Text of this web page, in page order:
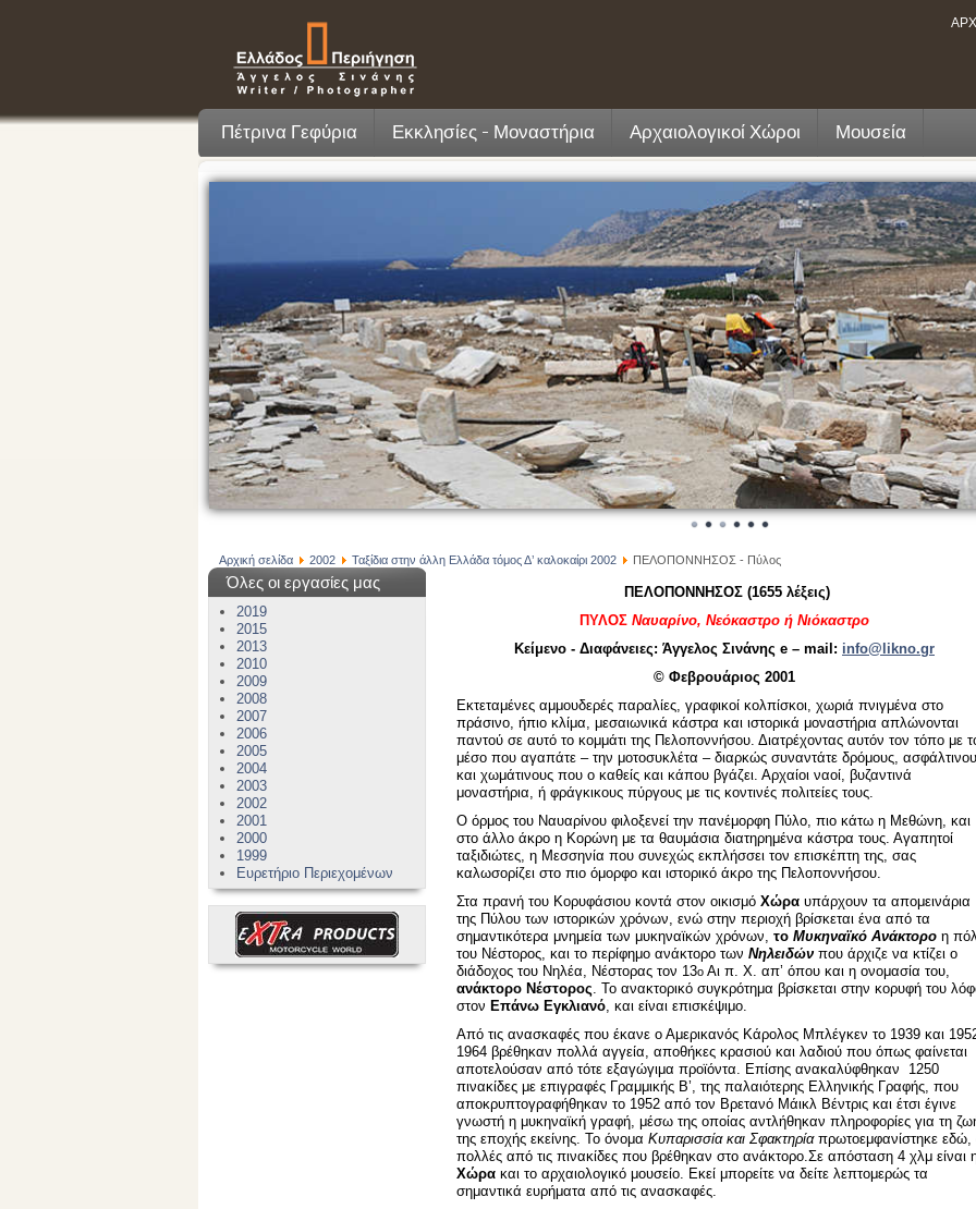
Πέτρινα Γεφύρια Εκκλησίες - Μοναστήρια Αρχαιολογικοί Χώροι Μουσεία
Αρχική σελίδα 2002 Ταξίδια στην άλλη Ελλάδα τόμος Δ’ καλοκαίρι 2002 ΠΕΛΟΠΟΝΝΗΣΟΣ - Πύλος
Όλες οι εργασίες μας
2019
2015
2013
2010
2009
2008
2007
2006
2005
2004
2003
2002
2001
2000
1999
Ευρετήριο Περιεχομένων
ΠΕΛΟΠΟΝΝΗΣΟΣ (1655 λέξεις)
ΠΥΛΟΣ Ναυαρίνο, Νεόκαστρο ή Νιόκαστρο
Κείμενο - Διαφάνειες: Άγγελος Σινάνης e – mail: info@likno.gr
© Φεβρουάριος 2001
Εκτεταμένες αμμουδερές παραλίες, γραφικοί κολπίσκοι, χωριά πνιγμένα στο
πράσινο, ήπιο κλίμα, μεσαιωνικά κάστρα και ιστορικά μοναστήρια απλώνονται
παντού σε αυτό το κομμάτι της Πελοποννήσου. Διατρέχοντας αυτόν τον τόπο με
μέσο που αγαπάτε – την μοτοσυκλέτα – διαρκώς συναντάτε δρόμους,
και χωμάτινους που ο καθείς και κάπου βγάζει. Αρχαίοι ναοί, βυζαντινά
μοναστήρια, ή φράγκικους πύργους με τις κοντινές πολιτείες τους.
Ο όρμος του Ναυαρίνου φιλοξενεί την πανέμορφη Πύλο, πιο κάτω η Μεθώνη, και
στο άλλο άκρο η Κορώνη με τα θαυμάσια διατηρημένα κάστρα τους. Αγαπητοί
ταξιδιώτες, η Μεσσηνία που συνεχώς εκπλήσσει τον επισκέπτη της, σας
καλωσορίζει στο πιο όμορφο και ιστορικό άκρο της Πελοποννήσου.
Στα πρανή του Κορυφάσιου κοντά στον οικισμό Χώρα υπάρχουν τα απομεινάρια
της Πύλου των ιστορικών χρόνων, ενώ στην περιοχή βρίσκεται ένα από τα
σημαντικότερα μνημεία των μυκηναϊκών χρόνων, το Μυκηναϊκό Ανάκτορο η
του Νέστορος, και το περίφημο ανάκτορο των Νηλειδών που άρχιζε να κτίζει ο
διάδοχος του Νηλέα, Νέστορας τον 13ο Αι π. Χ. απ’ όπου και η ονομασία του,
ανάκτορο Νέστορος . Το ανακτορικό συγκρότημα βρίσκεται στην κορυφή του
στον Επάνω Εγκλιανό , και είναι επισκέψιμο.
Από τις ανασκαφές που έκανε ο Αμερικανός Κάρολος Μπλέγκεν το 1939 και
1964 βρέθηκαν πολλά αγγεία, αποθήκες κρασιού και λαδιού που όπως φαίνεται
αποτελούσαν από τότε εξαγώγιμα προϊόντα. Επίσης ανακαλύφθηκαν 1250
πινακίδες με επιγραφές Γραμμικής Β’, της παλαιότερης Ελληνικής Γραφής, που
αποκρυπτογραφήθηκαν το 1952 από τον Βρετανό Μάικλ Βέντρις και έτσι έγινε
γνωστή η μυκηναϊκή γραφή, μέσω της οποίας αντλήθηκαν πληροφορίες για τη
της εποχής εκείνης. Το όνομα Κυπαρισσία και Σφακτηρία πρωτοεμφανίστηκε εδώ,
πολλές από τις πινακίδες που βρέθηκαν στο ανάκτορο.Σε απόσταση 4 χλμ είναι
Χώρα και το αρχαιολογικό μουσείο. Εκεί μπορείτε να δείτε λεπτομερώς τα
σημαντικά ευρήματα από τις ανασκαφές.